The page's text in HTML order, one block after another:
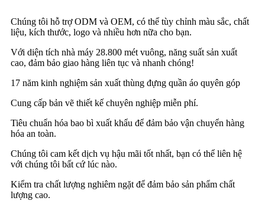
Chúng tôi hỗ trợ ODM và OEM, có thể tùy chỉnh màu sắc, chất
liệu, kích thước, logo và nhiều hơn nữa cho bạn.
Với diện tích nhà máy 28.800 mét vuông, năng suất sản xuất
cao, đảm bảo giao hàng liên tục và nhanh chóng!
17 năm kinh nghiệm sản xuất thùng đựng quần áo quyên góp
Cung cấp bản vẽ thiết kế chuyên nghiệp miễn phí.
Tiêu chuẩn hóa bao bì xuất khẩu để đảm bảo vận chuyển hàng
hóa an toàn.
Chúng tôi cam kết dịch vụ hậu mãi tốt nhất, bạn có thể liên hệ
với chúng tôi bất cứ lúc nào.
Kiểm tra chất lượng nghiêm ngặt để đảm bảo sản phẩm chất
lượng cao.